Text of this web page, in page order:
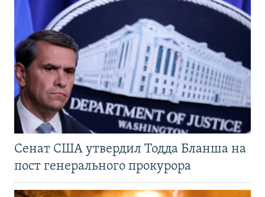
Сенат США утвердил Тодда Бланша на
пост генерального прокурора